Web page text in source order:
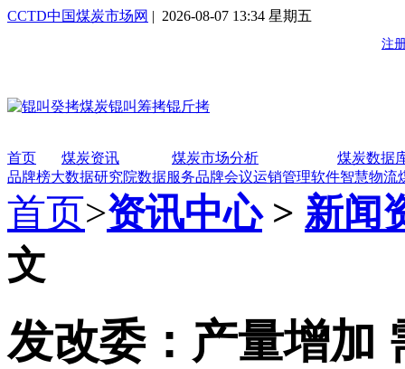
CCTD中国煤炭市场网 | 2026-08-07 13:34 星期五
首页 煤炭资讯 煤炭市场分析
煤炭数据
品牌榜大数据研究院数据服务品牌会议运销管理软件智慧物流
首页>资讯中心> 新闻
文
发改委：产量增加